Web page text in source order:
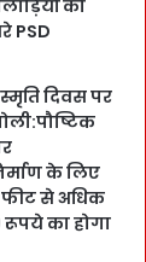
को
PSD
दिवस पर
के लिए
फीट से अधिक
रूपये का होगा